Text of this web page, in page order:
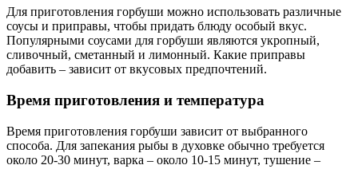
Для приготовления горбуши можно использовать различные
соусы и приправы, чтобы придать блюду особый вкус.
Популярными соусами для горбуши являются укропный,
сливочный, сметанный и лимонный. Какие приправы
добавить – зависит от вкусовых предпочтений.
Время приготовления и температура
Время приготовления горбуши зависит от выбранного
способа. Для запекания рыбы в духовке обычно требуется
около 20-30 минут, варка – около 10-15 минут, тушение –